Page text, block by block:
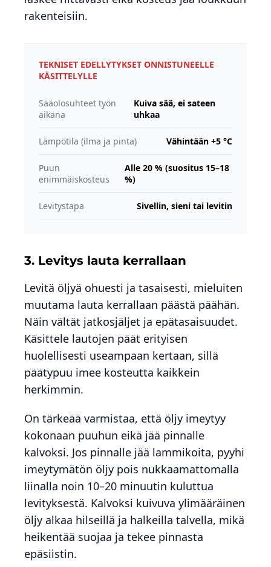
rakenteisiin.
TEKNISET EDELLYTYKSET ONNISTUNEELLE
KÄSITTELYLLE
Sääolosuhteet työn
aikana
Kuiva sää, ei sateen
uhkaa
Lämpötila (ilma ja pinta) Vähintään +5 °C
Puun
enimmäiskosteus
Alle 20 % (suositus 15–18
%)
Levitystapa Sivellin, sieni tai levitin
3. Levitys lauta kerrallaan
Levitä öljyä ohuesti ja tasaisesti, mieluiten
muutama lauta kerrallaan päästä päähän.
Näin vältät jatkosjäljet ja epätasaisuudet.
Käsittele lautojen päät erityisen
huolellisesti useampaan kertaan, sillä
päätypuu imee kosteutta kaikkein
herkimmin.
On tärkeää varmistaa, että öljy imeytyy
kokonaan puuhun eikä jää pinnalle
kalvoksi. Jos pinnalle jää lammikoita, pyyhi
imeytymätön öljy pois nukkaamattomalla
liinalla noin 10–20 minuutin kuluttua
levityksestä. Kalvoksi kuivuva ylimääräinen
öljy alkaa hilseillä ja halkeilla talvella, mikä
heikentää suojaa ja tekee pinnasta
epäsiistin.